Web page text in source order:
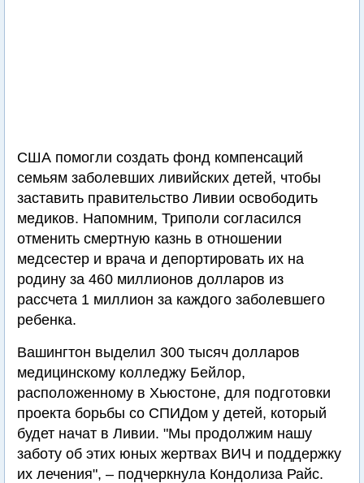
США помогли создать фонд компенсаций
семьям заболевших ливийских детей, чтобы
заставить правительство Ливии освободить
медиков. Напомним, Триполи согласился
отменить смертную казнь в отношении
медсестер и врача и депортировать их на
родину за 460 миллионов долларов из
рассчета 1 миллион за каждого заболевшего
ребенка.
Вашингтон выделил 300 тысяч долларов
медицинскому колледжу Бейлор,
расположенному в Хьюстоне, для подготовки
проекта борьбы со СПИДом у детей, который
будет начат в Ливии. "Мы продолжим нашу
заботу об этих юных жертвах ВИЧ и поддержку
их лечения", – подчеркнула Кондолиза Райс.